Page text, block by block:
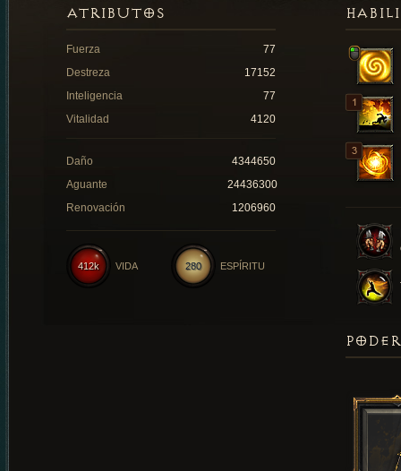
ATRIBUTOS
Fuerza
77
Destreza
17152
Inteligencia
77
Vitalidad
4120
Daño
4344650
Aguante
24436300
Renovación
1206960
280 ESPÍRITU
412k VIDA